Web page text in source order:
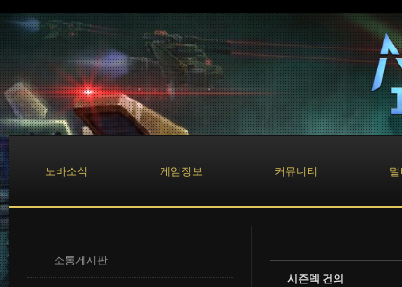
노바소식 게임정보 커뮤니티
소통게시판
시즌덱 건의
Sketchbook5, 스케치북5
Sketchbook5, 스케치북5